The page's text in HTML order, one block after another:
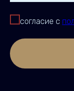
согласие с